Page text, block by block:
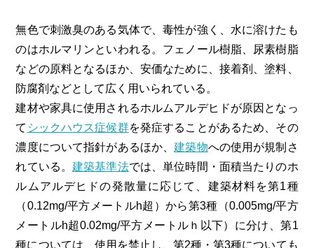
無色で刺激臭のある気体で、毒性が強く、水に溶けたも
のはホルマリンといわれる。フェノール樹脂、尿素樹脂
などの原料となるほか、安価なために、接着剤、塗料、
防腐剤などとして広く用いられている。
建材や家具に使用されるホルムアルデヒドが原因となっ
て シックハウス症候群を発症することがあるため、その
濃度について指針があるほか 、建築物への使用が規制さ
れている。建築基準法では、単位時間・面積当たりのホ
ルムアルデヒドの発散量に応じて、建築材料を第1種
（0.12mg/平方メートルh超）から第3種（0.005mg/平方
メートルh超0.02mg/平方メートルｈ以下）に分け、第1
種については、使用を禁止し、第2種・第3種についても